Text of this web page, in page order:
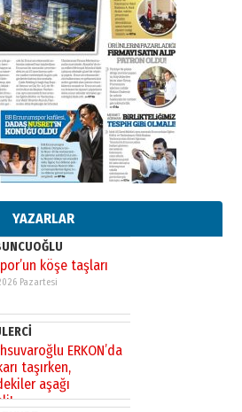
YAZARLAR
bir Alperen…
idi… Hakka yürüdü.!
Perşembe
hatıralarıyla
Faruk Terzioğlu!
Çarşamba
Erzurum’a
proje daha!
Pazar
köşe taşları
Pazartesi
ERKON’da
taşırken,
aşağı